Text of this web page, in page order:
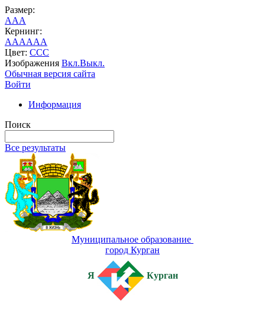
Размер:
AAA
Кернинг:
AAAAAA
Цвет: CCC
Изображения Вкл.Выкл.
Обычная версия сайта
Войти
Информация
Поиск
Все результаты
Муниципальное образование
город Курган
Я Курган